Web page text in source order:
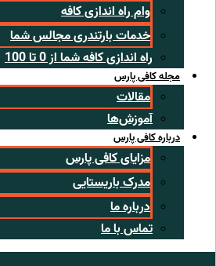
وام راه اندازی کافه
خدمات بارتندری مجالس شما
راه اندازی کافه شما از 0 تا 100
مجله کافی پارس
مقالات
آموزش‌ها
درباره کافی پارس
مزایای کافی پارس
مدرک باریستایی
درباره ما
تماس با ما